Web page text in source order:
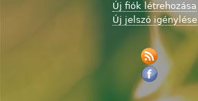
Új fiók létrehozása
Új jelszó igénylése